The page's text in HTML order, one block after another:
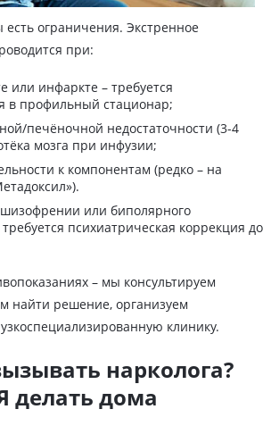
ограничения. Экстренное
при:
или инфаркте – требуется
в профильный стационар;
печёночной недостаточности (3-4
мозга при инфузии;
к компонентам (редко – на
или биполярного
требуется психиатрическая коррекция до
– мы консультируем
найти решение, организуем
клинику.
нарколога?
делать дома